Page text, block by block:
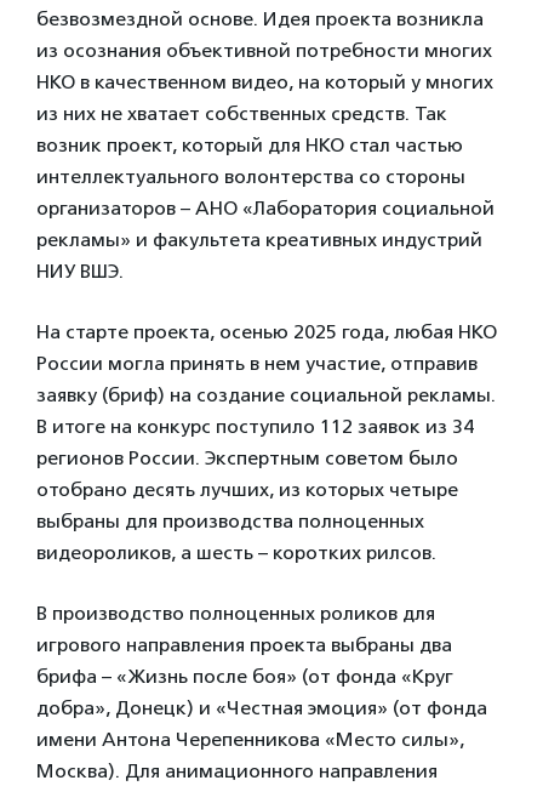
безвозмездной основе. Идея проекта возникла
из осознания объективной потребности многих
НКО в качественном видео, на который у многих
из них не хватает собственных средств. Так
возник проект, который для НКО стал частью
интеллектуального волонтерства со стороны
организаторов – АНО «Лаборатория социальной
рекламы» и факультета креативных индустрий
НИУ ВШЭ.
На старте проекта, осенью 2025 года, любая НКО
России могла принять в нем участие, отправив
заявку (бриф) на создание социальной рекламы.
В итоге на конкурс поступило 112 заявок из 34
регионов России. Экспертным советом было
отобрано десять лучших, из которых четыре
выбраны для производства полноценных
видеороликов, а шесть – коротких рилсов.
В производство полноценных роликов для
игрового направления проекта выбраны два
брифа – «Жизнь после боя» (от фонда «Круг
добра», Донецк) и «Честная эмоция» (от фонда
имени Антона Черепенникова «Место силы»,
Москва). Для анимационного направления